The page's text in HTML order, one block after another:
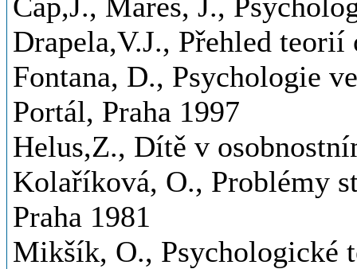
Drapela,V.J., Přehled teorií
Fontana, D., Psychologie
Portál, Praha 1997
Helus,Z., Dítě v
Kolaříková, O., Problémy
Praha 1981
Mikšík, O., Psychologické